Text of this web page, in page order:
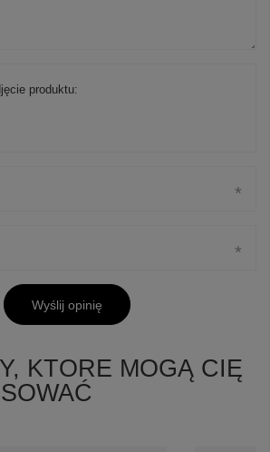
produktu:
Wyślij opinię
KTORE MOGĄ CIĘ